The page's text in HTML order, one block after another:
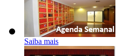
Saiba mais